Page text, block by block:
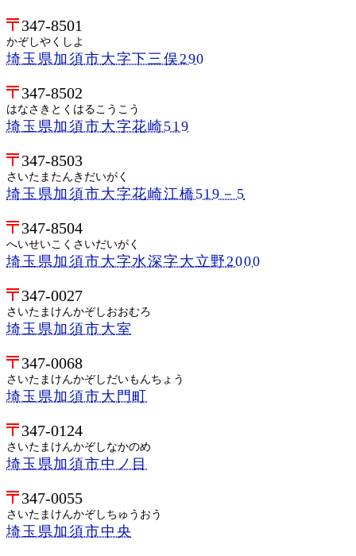
347-8501
かぞしやくしよ
埼玉県加須市大字下三俣290
347-8502
はなさきとくはるこうこう
埼玉県加須市大字花崎519
347-8503
さいたまたんきだいがく
埼玉県加須市大字花崎江橋519－5
347-8504
へいせいこくさいだいがく
埼玉県加須市大字水深字大立野2000
347-0027
さいたまけんかぞしおおむろ
埼玉県加須市大室
347-0068
さいたまけんかぞしだいもんちょう
埼玉県加須市大門町
347-0124
さいたまけんかぞしなかのめ
埼玉県加須市中ノ目
347-0055
さいたまけんかぞしちゅうおう
埼玉県加須市中央